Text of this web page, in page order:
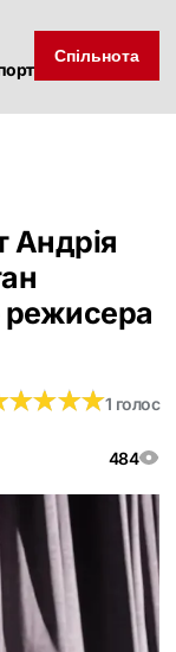
Спільнота
Андрія
режисера
484
★★★★
★★★★1 голос